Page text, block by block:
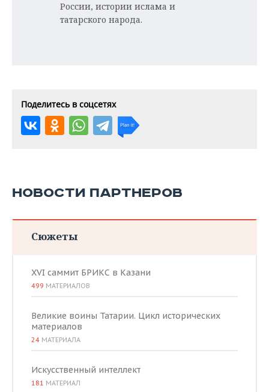
России, истории ислама и
татарского народа.
Поделитесь в соцсетях
НОВОСТИ ПАРТНЕРОВ
Сюжеты
XVI саммит БРИКС в Казани
499 МАТЕРИАЛОВ
Великие воины Татарии. Цикл исторических
материалов
24 МАТЕРИАЛА
Искусственный интеллект
181 МАТЕРИАЛ